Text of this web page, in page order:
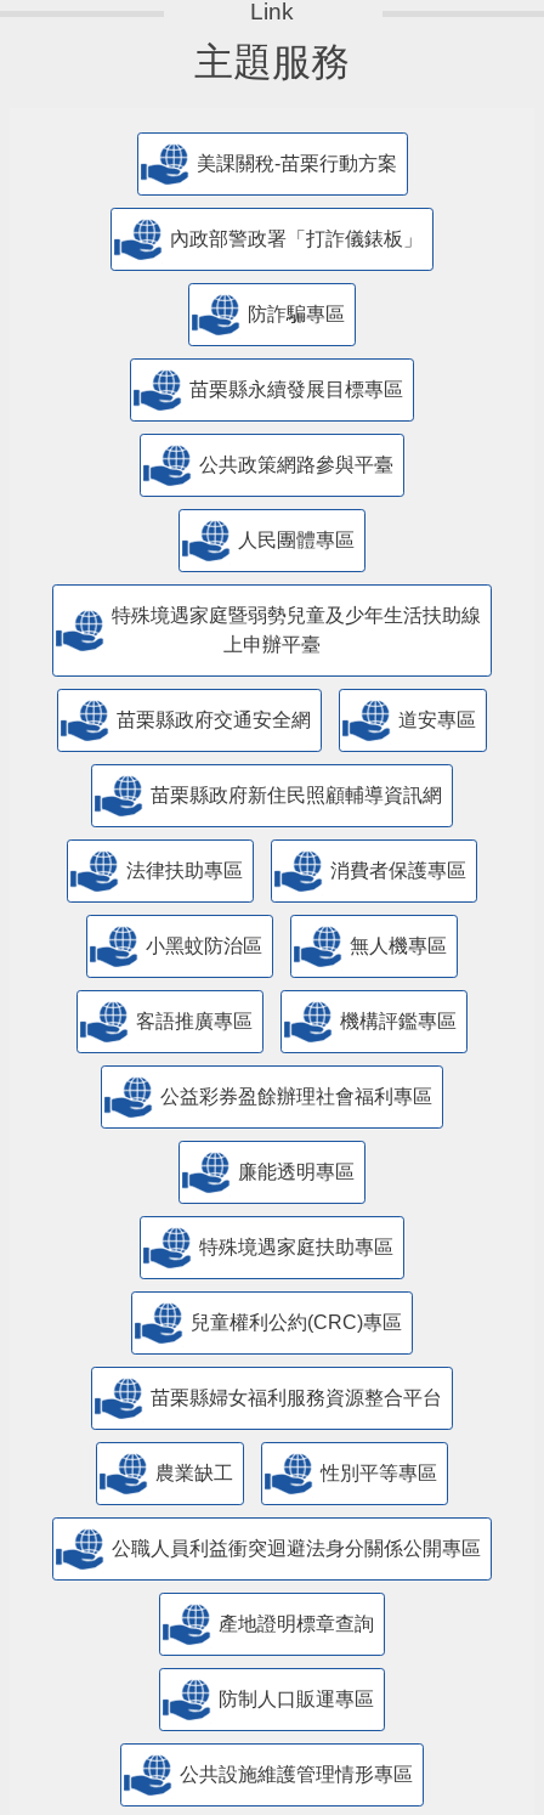
主題服務
美課關稅-苗栗行動方案
內政部警政署「打詐儀錶板」
防詐騙專區
苗栗縣永續發展目標專區
公共政策網路參與平臺
人民團體專區
特殊境遇家庭暨弱勢兒童及少年生活扶助線
上申辦平臺
苗栗縣政府交通安全網 道安專區
苗栗縣政府新住民照顧輔導資訊網
法律扶助專區 消費者保護專區
小黑蚊防治區 無人機專區
客語推廣專區 機構評鑑專區
公益彩券盈餘辦理社會福利專區
廉能透明專區
特殊境遇家庭扶助專區
兒童權利公約(CRC)專區
苗栗縣婦女福利服務資源整合平台
農業缺工 性別平等專區
公職人員利益衝突迴避法身分關係公開專區
產地證明標章查詢
防制人口販運專區
​公共設施維護管理情形專區